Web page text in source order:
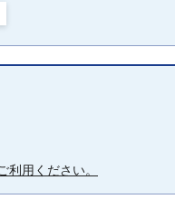
利用ください。